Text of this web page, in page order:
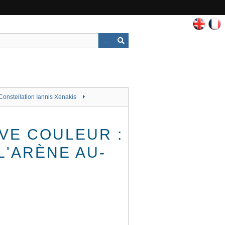
Iannis Xenakis
COULEUR :
AU-